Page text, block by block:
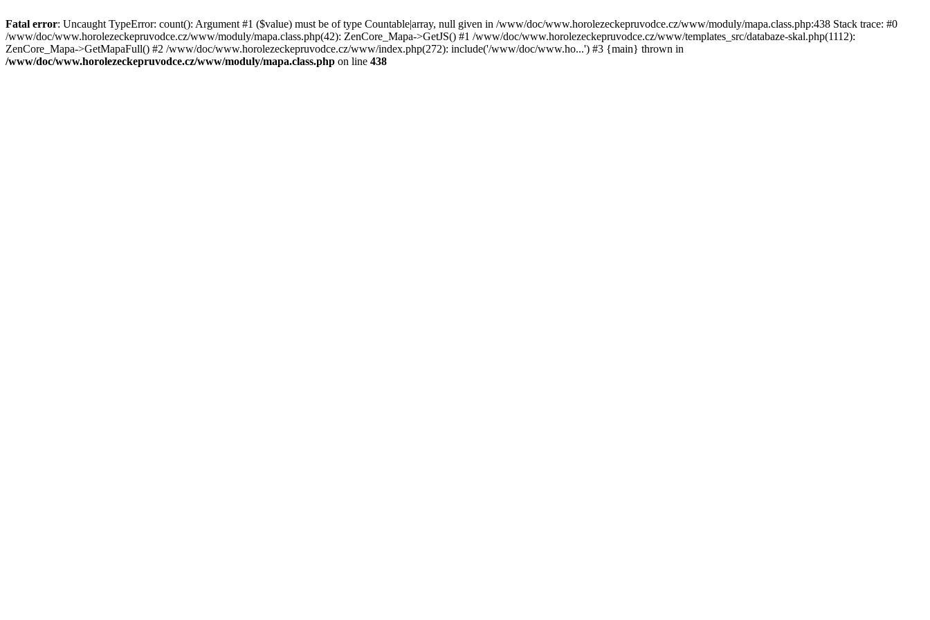
Fatal error: Uncaught TypeError: count(): Argument #1 ($value) must be of type Countable|array, null given in /www/doc/www.horolezeckepruvodce.cz/www/moduly/mapa.class.php:438 Stack trace: #0
/www/doc/www.horolezeckepruvodce.cz/www/moduly/mapa.class.php(42): ZenCore_Mapa->GetJS() #1 /www/doc/www.horolezeckepruvodce.cz/www/templates_src/databaze-skal.php(1112):
ZenCore_Mapa->GetMapaFull() #2 /www/doc/www.horolezeckepruvodce.cz/www/index.php(272): include('/www/doc/www.ho...') #3 {main} thrown in
/www/doc/www.horolezeckepruvodce.cz/www/moduly/mapa.class.php on line 438